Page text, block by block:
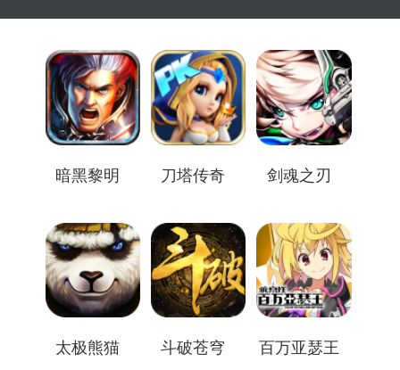
暗黑黎明 刀塔传奇 剑魂之刃
太极熊猫 斗破苍穹 百万亚瑟王